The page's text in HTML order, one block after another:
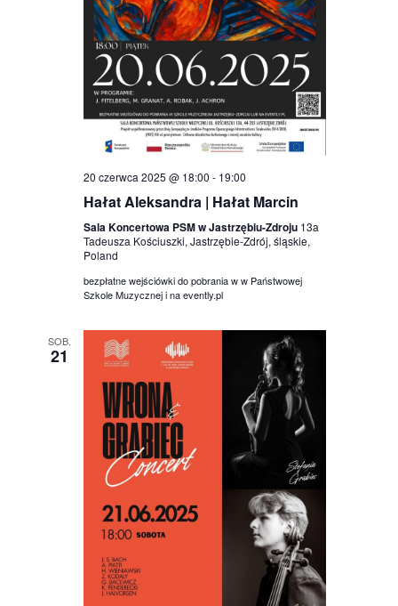
20 czerwca 2025 @ 18:00 - 19:00
Hałat Aleksandra | Hałat Marcin
Sala Koncertowa PSM w Jastrzębiu-Zdroju 13a
Tadeusza Kościuszki, Jastrzębie-Zdrój, śląskie,
Poland
bezpłatne wejściówki do pobrania w w Państwowej
Szkole Muzycznej i na evently.pl
SOB.
21